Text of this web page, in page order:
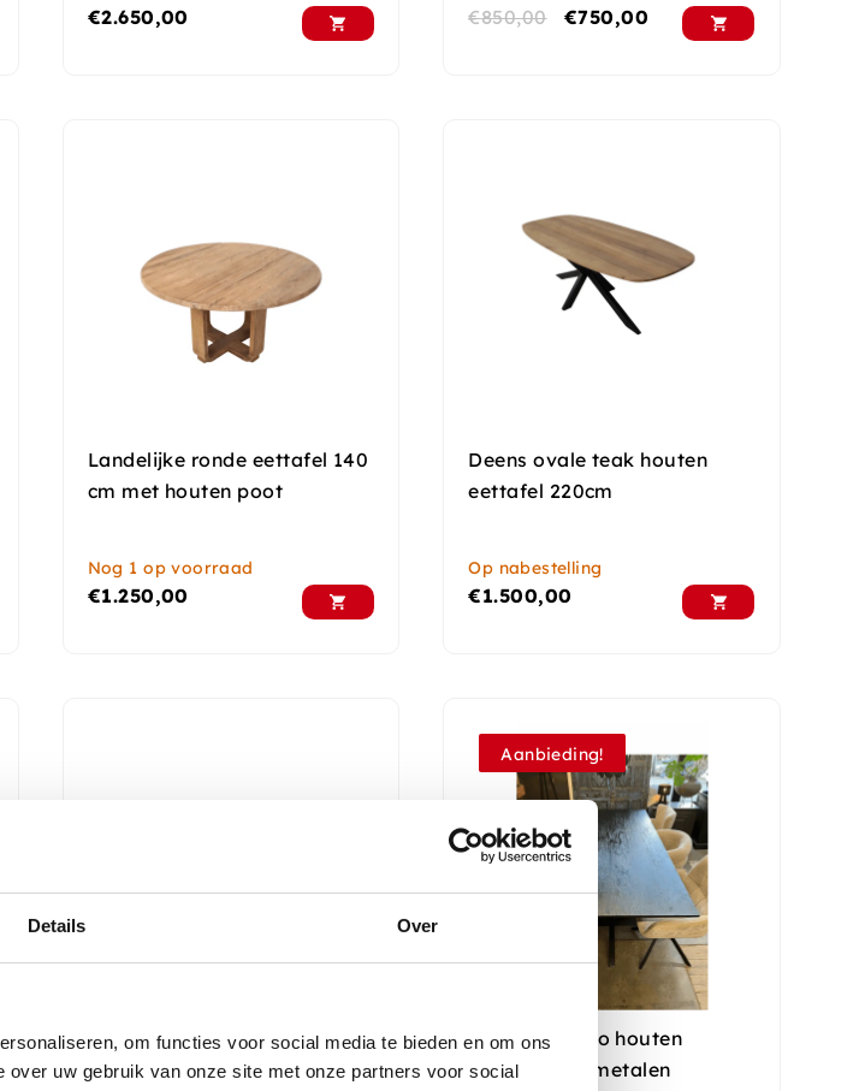
Details Over
om functies voor social media te bieden en om ons
uw gebruik van onze site met onze partners voor social
€2.650,00 €850,00 €750,00
Landelijke ronde eettafel 140
cm met houten poot
Nog 1 op voorraad
€1.250,00
Deens ovale teak houten
eettafel 220cm
Op nabestelling
€1.500,00
Teak houten ovale eettafel
220 cm
Aanbieding!
Zwarte mango houten
eettafel met metalen